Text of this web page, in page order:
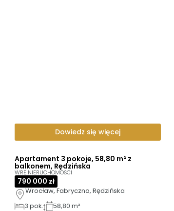
Dowiedz się więcej
Apartament 3 pokoje, 58,80 m² z
balkonem, Rędzińska
WRE NIERUCHOMOŚCI
790 000 zł
Wrocław, Fabryczna, Rędzińska
3 pok. 58,80 m²